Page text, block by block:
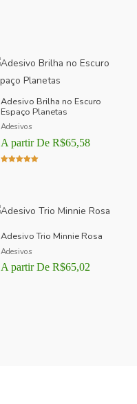
Adesivo Brilha no Escuro
Espaço Planetas
Adesivos
A partir De R$65,58
Adesivo Trio Minnie Rosa
Adesivos
A partir De R$65,02